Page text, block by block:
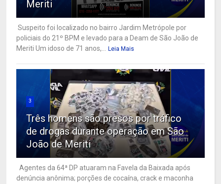
Meriti
Suspeito foi localizado no bairro Jardim Metrópole por
policiais do 21º BPM e levado para a Deam de São João de
Meriti Um idoso de 71 anos,... Leia Mais
3
Três homens são presos por tráfico
de drogas durante operação em São
João de Meriti
Agentes da 64ª DP atuaram na Favela da Baixada após
denúncia anônima; porções de cocaína, crack e maconha